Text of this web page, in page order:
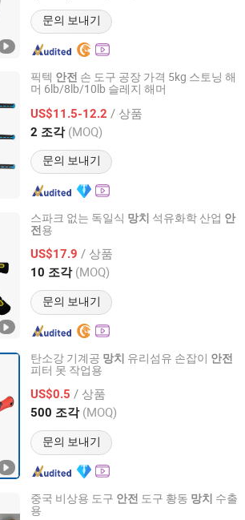
문의 보내기
픽텍 안전 손 도구 공장 가격 5kg 스토닝 해
머 6lb/8lb/10lb 슬레지 해머
US$11.5-12.2 / 상품
2 조각 (MOQ)
문의 보내기
이후 2011
스파크 없는 독일식 망치 석유화학 산업 안
전 용
US$17.9 / 상품
10 조각 (MOQ)
문의 보내기
& SPECIAL Type Tools Producing
이후 2025
탄소강 기계공 망치 유리섬유 손잡이 안전
피터 못 작업용
US$0.5 / 상품
500 조각 (MOQ)
문의 보내기
Trading Co., Ltd.
이후 2022
중국 비상용 도구 안전 도구 황동 망치 수출
용 Materials Co., Ltd.